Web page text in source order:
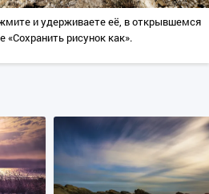
и удерживаете её, в открывшемся
рисунок как».